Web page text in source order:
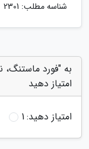
شناسه مطلب: 2301
به "فورد
امتیاز دهید
امتیاز دهید:1